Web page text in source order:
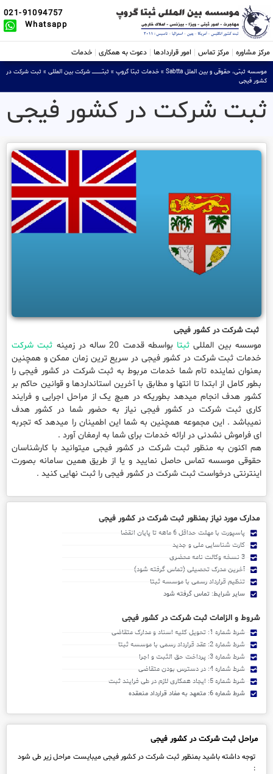
021-91094757
Whatsapp
مرکز مشاوره مرکز تماس امور قراردادها دعوت به همکاری خدمات
موسسه ثبتی، حقوقی و بین الملل Sabtta » خدمات ثبتا گروپ » ثبتــــــــــــــــ شرکت بین المللی » ثبت شرکت در
کشور فیجی
ثبت شرکت در کشور فیجی
ثبت شرکت در کشور فیجی
موسسه بین المللی ثبتا بواسطه قدمت 20 ساله در زمینه
ثبت شرکت
خدمات ثبت شرکت در کشور فیجی در سریع ترین زمان ممکن و همچنین
بعنوان نماینده تام شما خدمات مربوط به ثبت شرکت در کشور فیجی را
بطور کامل از ابتدا تا انتها و مطابق با آخرین استانداردها و قوانین حاکم بر
کشور هدف انجام میدهد بطوریکه در هیچ یک از مراحل اجرایی و فرایند
کاری ثبت شرکت در کشور فیجی نیاز به حضور شما در کشور هدف
نمیباشد . این مجموعه همچنین به شما این اطمینان را میدهد که تجربه
ای فراموش نشدنی در ارائه خدمات برای شما به ارمغان آورد .
هم اکنون به منظور ثبت شرکت در کشور فیجی میتوانید با کارشناسان
حقوقی موسسه تماس حاصل نمایید و یا از طریق همین سامانه بصورت
اینترنتی درخواست ثبت شرکت در کشور فیجی را ثبت نهایی کنید .
مدارک مورد نیاز بمنظور ثبت شرکت در کشور فیجی
پاسپورت با مهلت حداقل 6 ماهه تا پایان انقضا
کارت شناسایی ملی و جدید
3 نسخه وکالت نامه محضری
آخرین مدرک تحصیلی (تماس گرفته شود)
تنظیم قرارداد رسمی با موسسه ثبتا
سایر شرایط: تماس گرفته شود
شروط و الزامات ثبت شرکت در کشور فیجی
شرط شماره 1: تحویل کلیه اسناد و مدارک متقاضی
شرط شماره 2: عقد قرارداد رسمی با موسسه ثبتا
شرط شماره 3: پرداخت حق الثبت و اجرا
شرط شماره 4: در دسترس بودن متقاضی
شرط شماره 5: ایجاد همکاری لازم در طی فرایند ثبت
شرط شماره 6: متعهد به مفاد قرارداد منعقده
مراحل ثبت شرکت در کشور فیجی
توجه داشته باشید بمنظور ثبت شرکت در کشور فیجی میبایست مراحل زیر طی شود
: